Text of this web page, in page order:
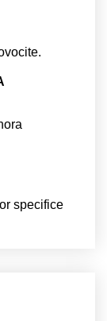
specifice